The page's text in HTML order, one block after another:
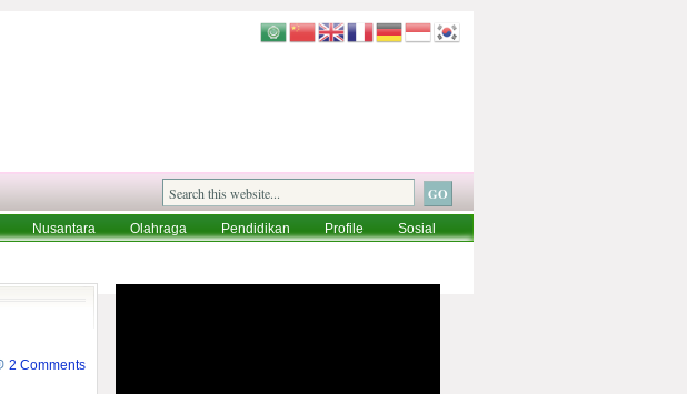
Nusantara Olahraga Pendidikan Profile
Sosial
2 Comments